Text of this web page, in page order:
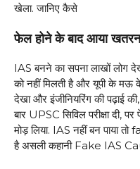
खेला. जानिए कैसे
फेल होने के बाद आया
IAS बनने का सपना लाखों लोग
को नहीं मिलती है और यूपी के मऊ
देखा और इंजीनियरिंग की पढ़ाई
बार UPSC सिविल परीक्षा दी,
मोड़ लिया. IAS नहीं बन पाया
है असली कहानी Fake IAS